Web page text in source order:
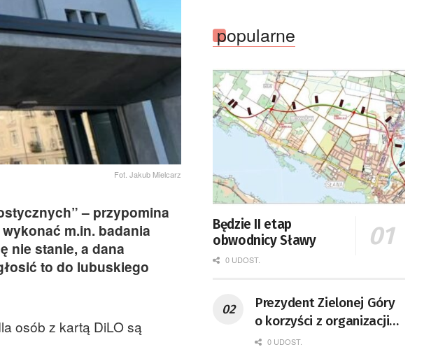
Fot. Jakub Mielcarz
– przypomina
m.in. badania
nie stanie, a dana
to do lubuskiego
osób z kartą DiLO są
popularne
Będzie II etap
obwodnicy Sławy
0 UDOST.
Prezydent Zielonej Góry
o korzyści z organizacji
mety Tour de Pologne
0 UDOST.